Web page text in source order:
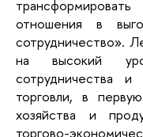
отношения в
сотрудничество».
на высокий
сотрудничества
торговли, в
хозяйства и
торгово-